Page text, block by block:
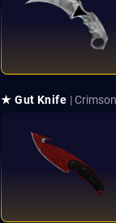
★ Gut Knife |